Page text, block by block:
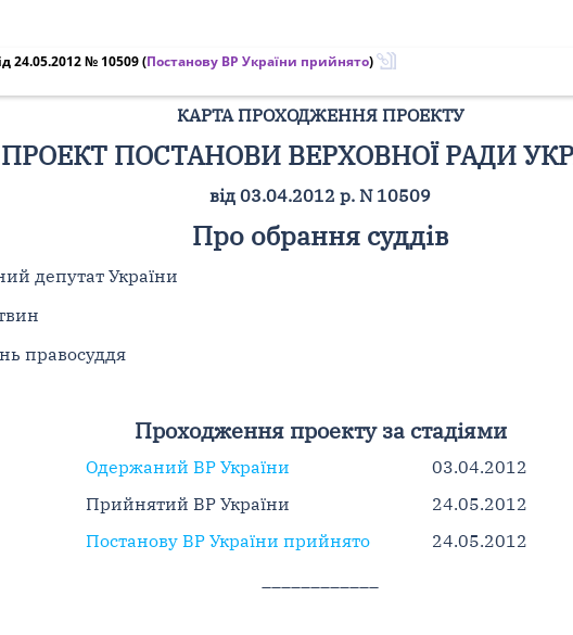
24.05.2012 № 10509(Постанову ВР України прийнято)